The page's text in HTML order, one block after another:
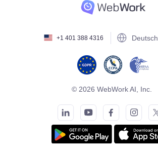
+1 401 388 4316 Deutsch
© 2026 WebWork AI, Inc.